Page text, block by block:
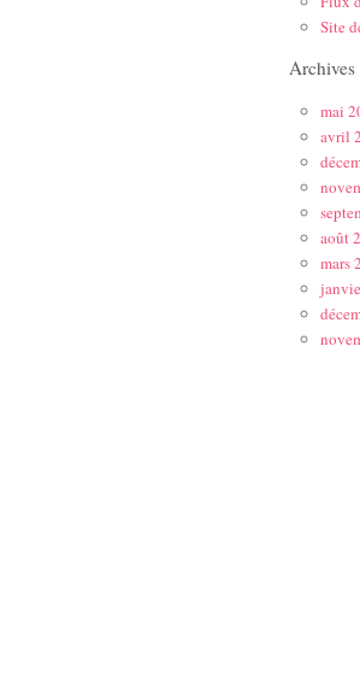
Site
Archives
mai
avril
août
mars